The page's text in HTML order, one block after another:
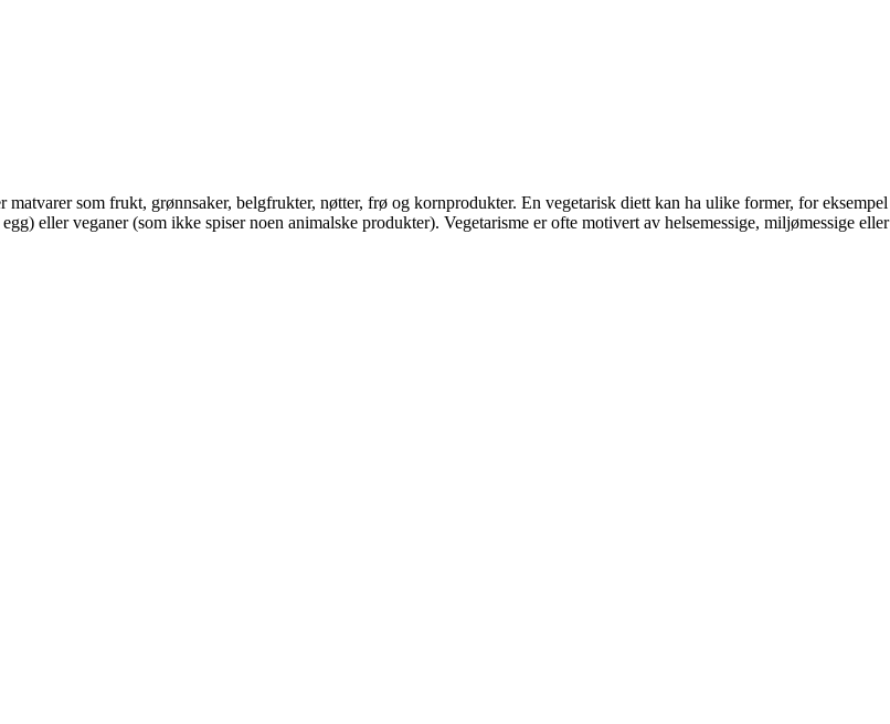
som frukt, grønnsaker, belgfrukter, nøtter, frø og kornprodukter. En vegetarisk diett kan ha ulike former, for eksempel
eller veganer (som ikke spiser noen animalske produkter). Vegetarisme er ofte motivert av helsemessige, miljømessige eller